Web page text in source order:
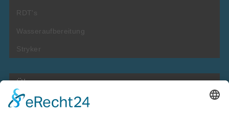
RDT's
Wasseraufbereitung
Stryker
Über uns
Firmenhistorie